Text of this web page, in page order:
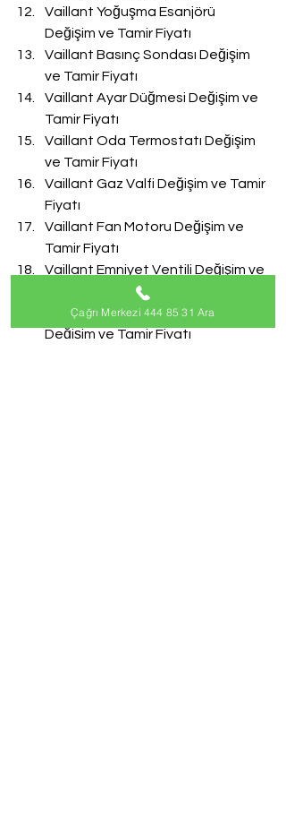
Vaillant Yoğuşma Esanjörü
Değişim ve Tamir Fiyatı
Vaillant Basınç Sondası Değişim
ve Tamir Fiyatı
Vaillant Ayar Düğmesi Değişim ve
Tamir Fiyatı
Vaillant Oda Termostatı Değişim
ve Tamir Fiyatı
Vaillant Gaz Valfi Değişim ve Tamir
Fiyatı
Vaillant Fan Motoru Değişim ve
Tamir Fiyatı
Vaillant Emniyet Ventili Değişim ve
Vaillant Doldurma Musluğu
Değişim ve Tamir Fiyatı
Çağrı Merkezi 444 85 31 Ara